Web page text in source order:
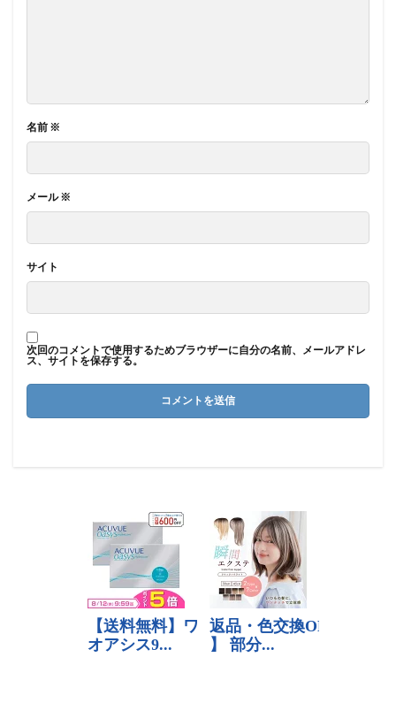
名前 ※
メール※
サイト
次回のコメントで使用するためブラウザーに自分の名前、メールアドレ
ス、サイトを保存する。